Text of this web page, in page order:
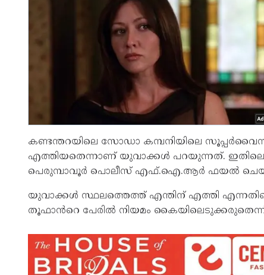
കണ്ടന്തറയിലെ സോഡാ കമ്പനിയിലെ
എത്തി‍യതെന്നാണ് യുവാക്കൾ പറയുന്നത്.
പെരുമ്പാവൂർ പൊലീസ് എഫ്.ഐ.ആർ ഫയൽ
യുവാക്കൾ സ്ഥലത്തെത്ത് എന്തിന് എത്തി
തൂഫാൻറെ പേരിൽ നിയമം കൈയിലെടുക്കരുതെന്ന്